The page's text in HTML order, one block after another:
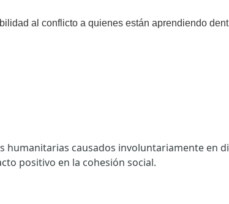
al conflicto a quienes están aprendiendo
humanitarias causados involuntariamente en
positivo en la cohesión social.